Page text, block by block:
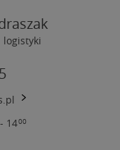
logistyki
- 1400